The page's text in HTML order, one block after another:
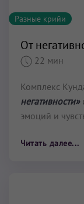
Разные крийи
От
22 мин
Комплекс
негативности»
эмоций и
Читать далее...